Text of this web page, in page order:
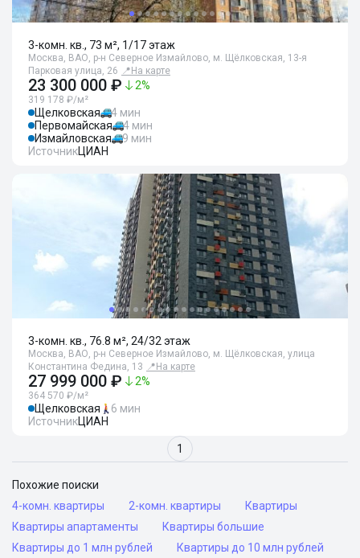
3-комн. кв., 73 м², 1/17 этаж
Москва, ВАО, р-н Северное Измайлово, м. Щёлковская, 13-я
Парковая улица, 26 📍 На карте
23 300 000 ₽ 2%
319 178 ₽/м²
Щелковская
4 мин
Первомайская
4 мин
Измайловская
9 мин
ИсточникЦИАН
3-комн. кв., 76.8 м², 24/32 этаж
Москва, ВАО, р-н Северное Измайлово, м. Щёлковская, улица
Константина Федина, 13 📍 На карте
27 999 000 ₽ 2%
364 570 ₽/м²
Щелковская
6 мин
ИсточникЦИАН
1
Похожие поиски
4-комн. квартиры
2-комн. квартиры
Квартиры
Квартиры апартаменты
Квартиры большие
Квартиры до 1 млн рублей
Квартиры до 10 млн рублей